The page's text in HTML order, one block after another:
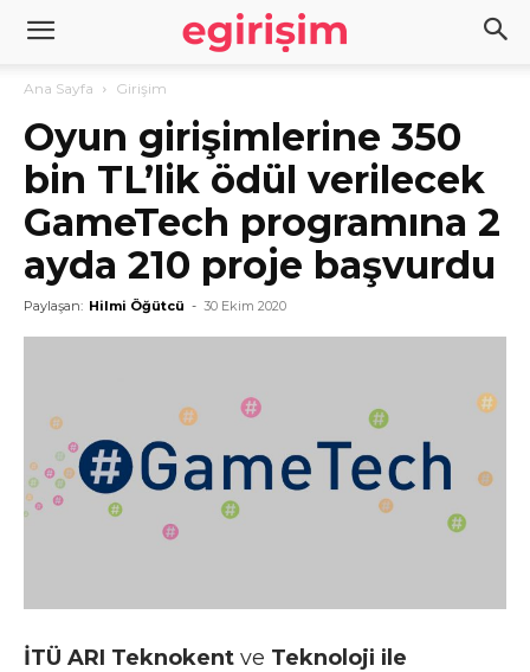
Ana Sayfa Girişim
Oyun girişimlerine 350
bin TL’lik ödül verilecek
GameTech programına 2
ayda 210 proje başvurdu
Paylaşan: Hilmi Öğütcü - 30 Ekim 2020
İTÜ ARI Teknokent ve Teknoloji ile